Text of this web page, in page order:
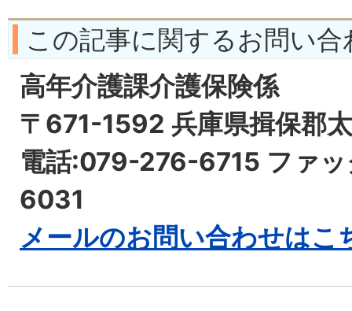
この記事に関するお問い合
高年介護課介護保険係
〒671-1592 兵庫県揖保郡
電話:079-276-6715 ファ
6031
メールのお問い合わせはこ